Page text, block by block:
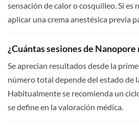
sensación de calor o cosquilleo. Si es
aplicar una crema anestésica previa
¿Cuántas sesiones de
Se aprecian resultados desde la
número total depende del estado de
Habitualmente se recomienda un
se define en la valoración médica.